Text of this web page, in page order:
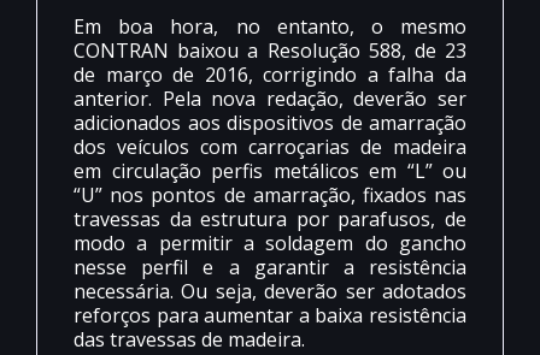
Em boa hora, no entanto, o mesmo
CONTRAN baixou a Resolução 588, de 23
de março de 2016, corrigindo a falha da
anterior. Pela nova redação, deverão ser
adicionados aos dispositivos de amarração
dos veículos com carroçarias de madeira
em circulação perfis metálicos em “L” ou
“U” nos pontos de amarração, fixados nas
travessas da estrutura por parafusos, de
modo a permitir a soldagem do gancho
nesse perfil e a garantir a resistência
necessária. Ou seja, deverão ser adotados
reforços para aumentar a baixa resistência
das travessas de madeira.